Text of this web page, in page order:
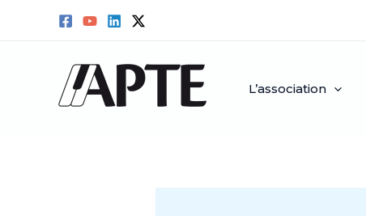
L’association